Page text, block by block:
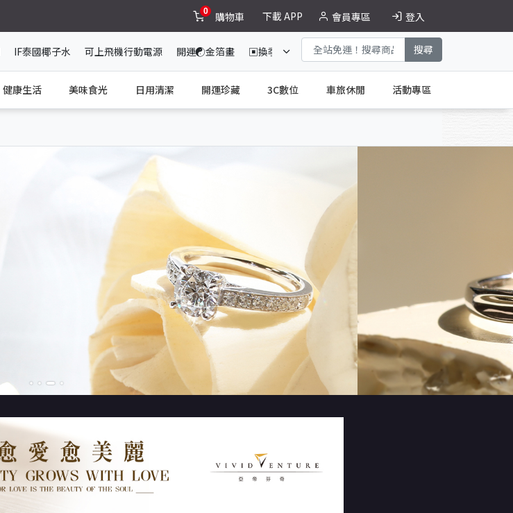
購物車
0 下載 APP 會員專區 登入
IF泰國椰子水 可上飛機行動電源 開運☯金箔畫 ▣換季收納 德恩奈買二送二 大紅麴特惠組
搜尋
健康生活 美味食光 日用清潔 開運珍藏 3C數位 車旅休閒 活動專區